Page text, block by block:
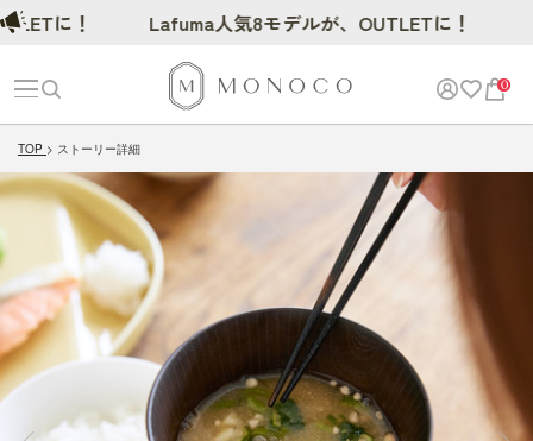
0
TOP ストーリー詳細
に！ Lafuma人気8モデルが、OUTLETに！